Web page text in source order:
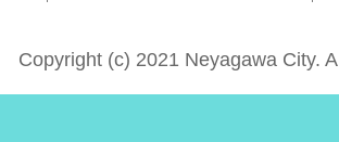
Copyright (c) 2021 Neyagawa City.